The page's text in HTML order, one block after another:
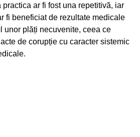
ar fi fost una repetitivă, iar
fi beneficiat de rezultate medicale
unor plăți necuvenite, ceea ce
de corupție cu caracter sistemic